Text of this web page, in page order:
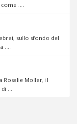
....
sullo sfondo del
Rosalie Moller, il
....